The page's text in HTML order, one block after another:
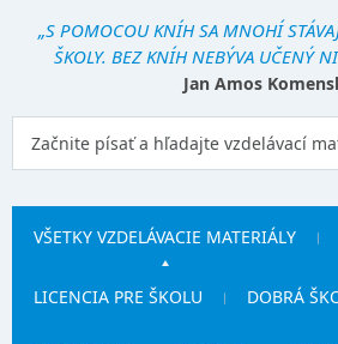
„S POMOCOU KNÍH SA MNOHÍ
ŠKOLY. BEZ KNÍH NEBÝVA UČENÝ
Jan Amos
VŠETKY VZDELÁVACIE MATERIÁLY
LICENCIA PRE ŠKOLU DOBRÁ